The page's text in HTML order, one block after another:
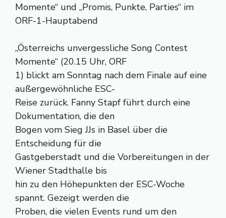
Momente“ und „Promis, Punkte, Parties“ im
ORF-1-Hauptabend
„Österreichs unvergessliche Song Contest
Momente“ (20.15 Uhr, ORF
1) blickt am Sonntag nach dem Finale auf eine
außergewöhnliche ESC-
Reise zurück. Fanny Stapf führt durch eine
Dokumentation, die den
Bogen vom Sieg JJs in Basel über die
Entscheidung für die
Gastgeberstadt und die Vorbereitungen in der
Wiener Stadthalle bis
hin zu den Höhepunkten der ESC-Woche
spannt. Gezeigt werden die
Proben, die vielen Events rund um den